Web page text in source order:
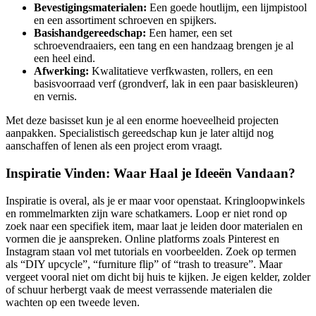
Bevestigingsmaterialen: Een goede houtlijm, een lijmpistool
en een assortiment schroeven en spijkers.
Basishandgereedschap: Een hamer, een set
schroevendraaiers, een tang en een handzaag brengen je al
een heel eind.
Afwerking: Kwalitatieve verfkwasten, rollers, en een
basisvoorraad verf (grondverf, lak in een paar basiskleuren)
en vernis.
Met deze basisset kun je al een enorme hoeveelheid projecten
aanpakken. Specialistisch gereedschap kun je later altijd nog
aanschaffen of lenen als een project erom vraagt.
Inspiratie Vinden: Waar Haal je Ideeën Vandaan?
Inspiratie is overal, als je er maar voor openstaat. Kringloopwinkels
en rommelmarkten zijn ware schatkamers. Loop er niet rond op
zoek naar een specifiek item, maar laat je leiden door materialen en
vormen die je aanspreken. Online platforms zoals Pinterest en
Instagram staan vol met tutorials en voorbeelden. Zoek op termen
als “DIY upcycle”, “furniture flip” of “trash to treasure”. Maar
vergeet vooral niet om dicht bij huis te kijken. Je eigen kelder, zolder
of schuur herbergt vaak de meest verrassende materialen die
wachten op een tweede leven.